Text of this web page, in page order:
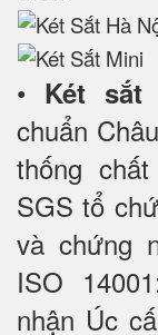
• Két sắt
chuẩn
thống
SGS tổ
và chứng
ISO
nhận Úc